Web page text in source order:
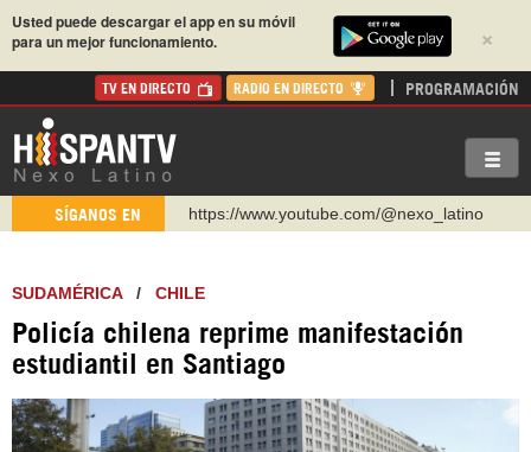
×
Usted puede descargar el app en su móvil
para un mejor funcionamiento.
TV EN DIRECTO RADIO EN DIRECTO PROGRAMACIÓN
SÍGANOS EN
https://www.youtube.com/@nexo_latino
https://t.me/hispantvcanal
https://urmedium.com/c/hispantv
WhatsApp y Viber: +98 921 79 29 404
https://www.facebook.com/Nexolatino.Canal
SUDAMÉRICA/ CHILE
Policía chilena reprime manifestación
estudiantil en Santiago